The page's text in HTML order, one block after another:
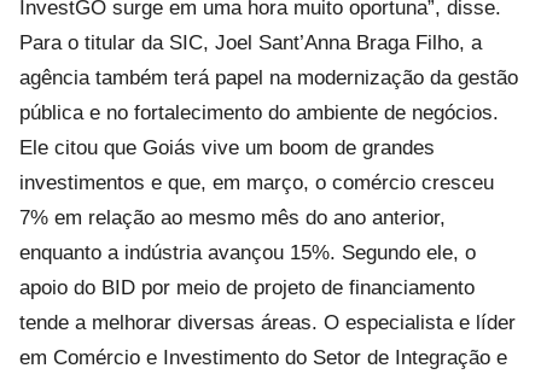
InvestGO surge em uma hora muito oportuna”, disse.
Para o titular da SIC, Joel Sant’Anna Braga Filho, a
agência também terá papel na modernização da gestão
pública e no fortalecimento do ambiente de negócios.
Ele citou que Goiás vive um boom de grandes
investimentos e que, em março, o comércio cresceu
7% em relação ao mesmo mês do ano anterior,
enquanto a indústria avançou 15%. Segundo ele, o
apoio do BID por meio de projeto de financiamento
tende a melhorar diversas áreas. O especialista e líder
em Comércio e Investimento do Setor de Integração e